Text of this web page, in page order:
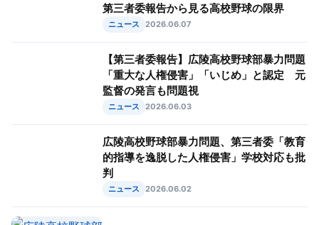
第三者委報告から見る高校野球の限界
ニュース 2026.06.07
【第三者委報告】広陵高校野球部暴力問題
「重大な人権侵害」「いじめ」と認定 元
監督の発言も問題視
ニュース 2026.06.03
広陵高校野球部暴力問題、第三者委「教育
的指導を逸脱した人権侵害」学校対応も批
判
ニュース 2026.06.02